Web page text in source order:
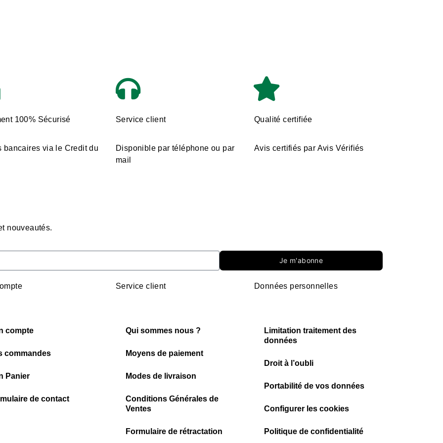
100% Sécurisé
bancaires via le Credit du
Service client
Disponible par téléphone ou par
mail
Qualité certifiée
Avis certifiés par Avis Vérifiés
nouveautés.
Je m'abonne
compte
commandes
Panier
de contact
Service client
Qui sommes nous ?
Moyens de paiement
Modes de livraison
Conditions Générales de
Ventes
Formulaire de rétractation
Données personnelles
Limitation traitement des
données
Droit à l’oubli
Portabilité de vos données
Configurer les cookies
Politique de confidentialité